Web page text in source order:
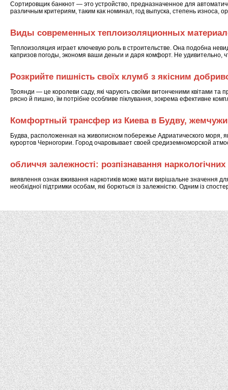
Сортировщик банкнот — это устройство, предназначенное для
различным критериям, таким как номинал, год выпуска, степень износа,
Виды современных теплоизоляционных
Теплоизоляция играет ключевую роль в строительстве. Она подобна
капризов погоды, экономя ваши деньги и даря комфорт. Не удивительно,
Розкрийте пишність своїх клумб з якісним
Троянди — це королеви саду, які чарують своїми витонченими квітами та
рясно й пишно, їм потрібне особливе піклування, зокрема ефективне
Комфортный трансфер из Киева в Будву,
Будва, расположенная на живописном побережье Адриатического моря,
курортов Черногории. Город очаровывает своей средиземноморской
обличчя залежності: розпізнавання наркологічних
виявлення ознак вживання наркотиків може мати вирішальне значення
необхідної підтримки особам, які борються із залежністю. Одним із